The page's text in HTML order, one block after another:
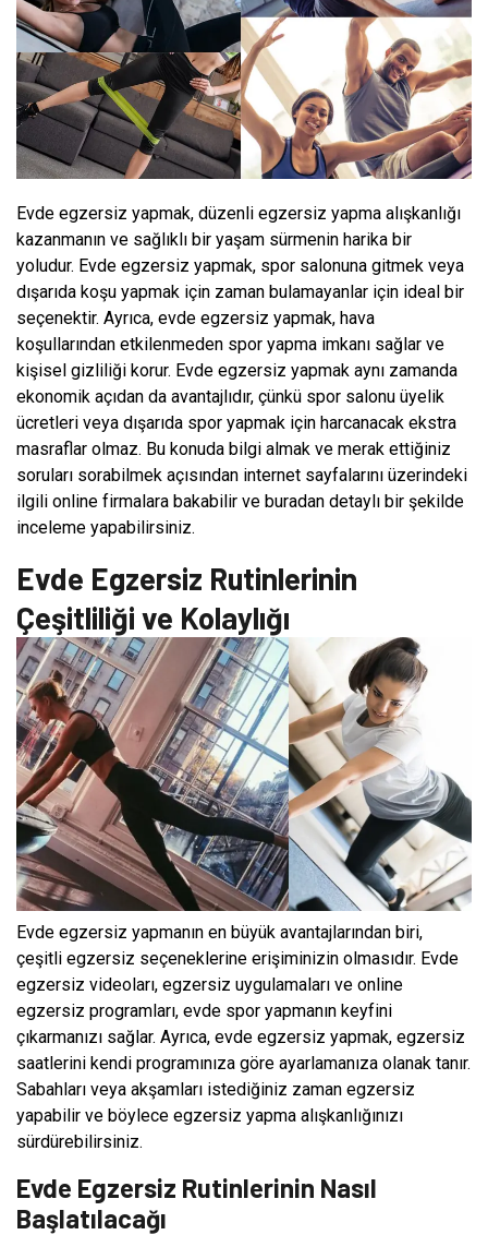
Evde egzersiz yapmak, düzenli egzersiz yapma alışkanlığı
kazanmanın ve sağlıklı bir yaşam sürmenin harika bir
yoludur. Evde egzersiz yapmak, spor salonuna gitmek veya
dışarıda koşu yapmak için zaman bulamayanlar için ideal bir
seçenektir. Ayrıca, evde egzersiz yapmak, hava
koşullarından etkilenmeden spor yapma imkanı sağlar ve
kişisel gizliliği korur. Evde egzersiz yapmak aynı zamanda
ekonomik açıdan da avantajlıdır, çünkü spor salonu üyelik
ücretleri veya dışarıda spor yapmak için harcanacak ekstra
masraflar olmaz. Bu konuda bilgi almak ve merak ettiğiniz
soruları sorabilmek açısından internet sayfalarını üzerindeki
ilgili online firmalara bakabilir ve buradan detaylı bir şekilde
inceleme yapabilirsiniz.
Evde Egzersiz Rutinlerinin
Çeşitliliği ve Kolaylığı
Evde egzersiz yapmanın en büyük avantajlarından biri,
çeşitli egzersiz seçeneklerine erişiminizin olmasıdır. Evde
egzersiz videoları, egzersiz uygulamaları ve online
egzersiz programları, evde spor yapmanın keyfini
çıkarmanızı sağlar. Ayrıca, evde egzersiz yapmak, egzersiz
saatlerini kendi programınıza göre ayarlamanıza olanak tanır.
Sabahları veya akşamları istediğiniz zaman egzersiz
yapabilir ve böylece egzersiz yapma alışkanlığınızı
sürdürebilirsiniz.
Evde Egzersiz Rutinlerinin Nasıl
Başlatılacağı